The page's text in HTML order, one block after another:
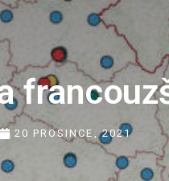
20 PROSINCE, 2021